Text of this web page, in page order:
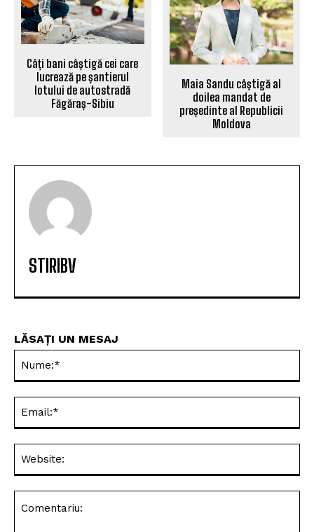
Câți bani câștigă cei care
lucrează pe șantierul
lotului de autostradă
Făgăraș-Sibiu
Maia Sandu câștigă al
doilea mandat de
președinte al Republicii
Moldova
STIRIBV
LĂSAȚI UN MESAJ